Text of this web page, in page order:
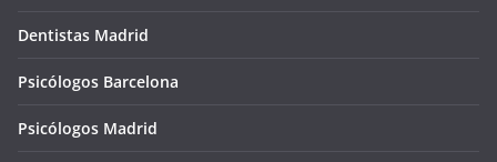
Dentistas Madrid
Psicólogos Barcelona
Psicólogos Madrid